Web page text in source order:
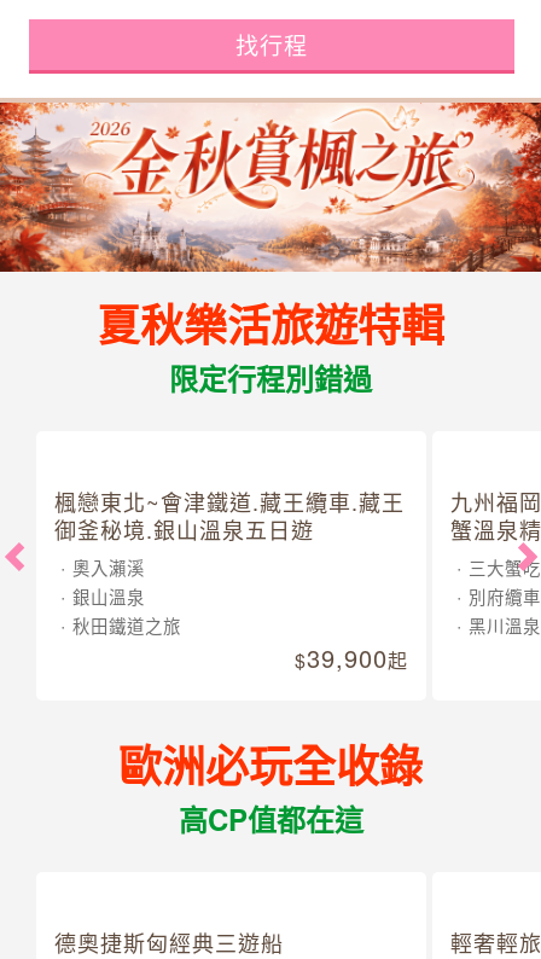
找行程
夏秋樂活旅遊特輯
限定行程別錯過
楓戀東北~會津鐵道.藏王纜車.藏王
御釜秘境.銀山溫泉五日遊
奧入瀨溪
銀山溫泉
秋田鐵道之旅
39,900起
九州福
蟹溫泉
三大蟹
別府纜車
黑川溫泉
歐洲必玩全收錄
高CP值都在這
德奧捷斯匈經典三遊船 輕奢輕